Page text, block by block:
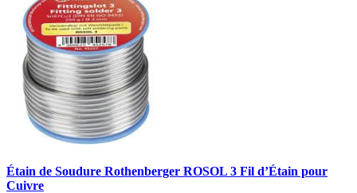
Étain de Soudure Rothenberger ROSOL 3 Fil d’Étain pour
Cuivre